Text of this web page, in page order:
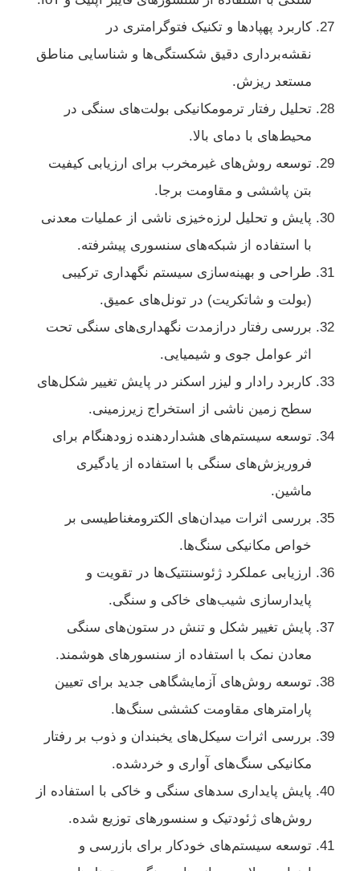
کاربرد پهپادها و تکنیک فتوگرامتری در
نقشه‌برداری دقیق شکستگی‌ها و شناسایی مناطق
مستعد ریزش.
تحلیل رفتار ترمومکانیکی بولت‌های سنگی در
محیط‌های با دمای بالا.
توسعه روش‌های غیرمخرب برای ارزیابی کیفیت
بتن پاششی و مقاومت برجا.
پایش و تحلیل لرزه‌خیزی ناشی از عملیات معدنی
با استفاده از شبکه‌های سنسوری پیشرفته.
طراحی و بهینه‌سازی سیستم نگهداری ترکیبی
(بولت و شاتکریت) در تونل‌های عمیق.
بررسی رفتار درازمدت نگهداری‌های سنگی تحت
اثر عوامل جوی و شیمیایی.
کاربرد رادار و لیزر اسکنر در پایش تغییر شکل‌های
سطح زمین ناشی از استخراج زیرزمینی.
توسعه سیستم‌های هشداردهنده زودهنگام برای
فروریزش‌های سنگی با استفاده از یادگیری
ماشین.
بررسی اثرات میدان‌های الکترومغناطیسی بر
خواص مکانیکی سنگ‌ها.
ارزیابی عملکرد ژئوسنتتیک‌ها در تقویت و
پایدارسازی شیب‌های خاکی و سنگی.
پایش تغییر شکل و تنش در ستون‌های سنگی
معادن نمک با استفاده از سنسورهای هوشمند.
توسعه روش‌های آزمایشگاهی جدید برای تعیین
پارامترهای مقاومت کششی سنگ‌ها.
بررسی اثرات سیکل‌های یخبندان و ذوب بر رفتار
مکانیکی سنگ‌های آواری و خردشده.
پایش پایداری سدهای سنگی و خاکی با استفاده از
روش‌های ژئودتیک و سنسورهای توزیع شده.
توسعه سیستم‌های خودکار برای بازرسی و